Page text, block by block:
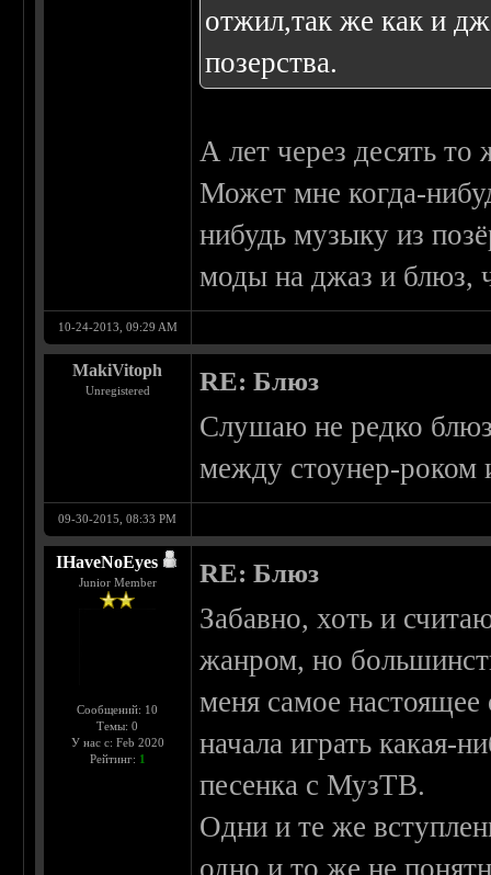
отжил,так же как и
позерства.
А лет через десять то
Может мне когда-
нибудь музыку из
моды на джаз и блюз,
10-24-2013, 09:29 AM
MakiVitoph
Unregistered RE: Блюз
Слушаю не редко
между стоунер-роком
09-30-2015, 08:33 PM
IHaveNoEyes
Junior Member
Сообщений: 10
Темы: 0
У нас с: Feb 2020
Рейтинг: 1
RE: Блюз
Забавно, хоть и
жанром, но
меня самое
начала играть какая-
песенка с МузТВ.
Одни и те же